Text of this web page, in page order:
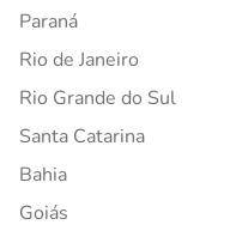
Paraná
Rio de Janeiro
Rio Grande do Sul
Santa Catarina
Bahia
Goiás